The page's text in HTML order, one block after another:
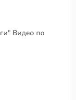
Видео по